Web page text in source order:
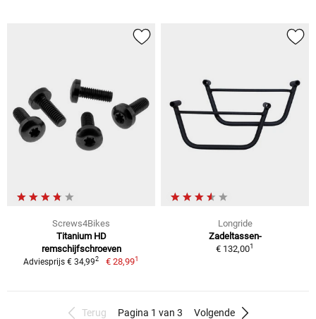
Screws4Bikes
Titanium HD
remschijfschroeven
Adviesprijs € 34,992 € 28,991
Longride
Zadeltassen-
€ 132,001
Terug Pagina 1 van 3 Volgende